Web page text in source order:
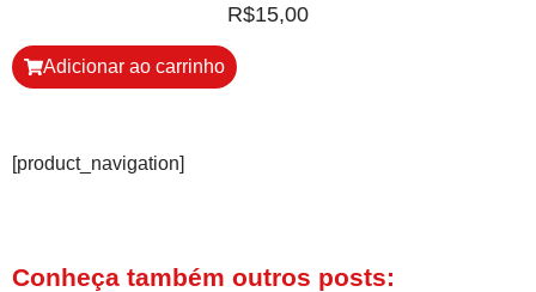
R$15,00
Adicionar ao carrinho
[product_navigation]
Conheça também outros posts: